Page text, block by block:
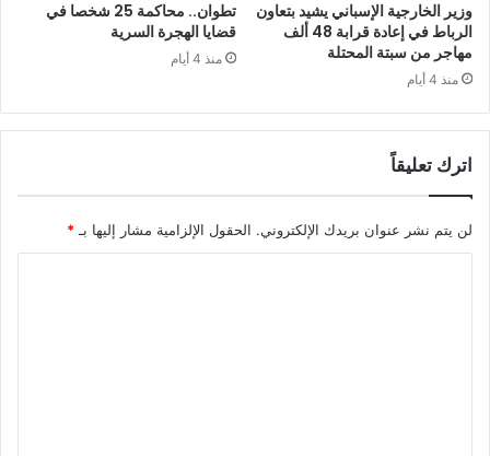
وزير الخارجية الإسباني يشيد بتعاون
الرباط في إعادة قرابة 48 ألف
مهاجر من سبتة المحتلة
منذ 4 أيام
تطوان.. محاكمة 25 شخصا في
قضايا الهجرة السرية
منذ 4 أيام
اترك تعليقاً
لن يتم نشر عنوان بريدك الإلكتروني. الحقول الإلزامية مشار إليها بـ *